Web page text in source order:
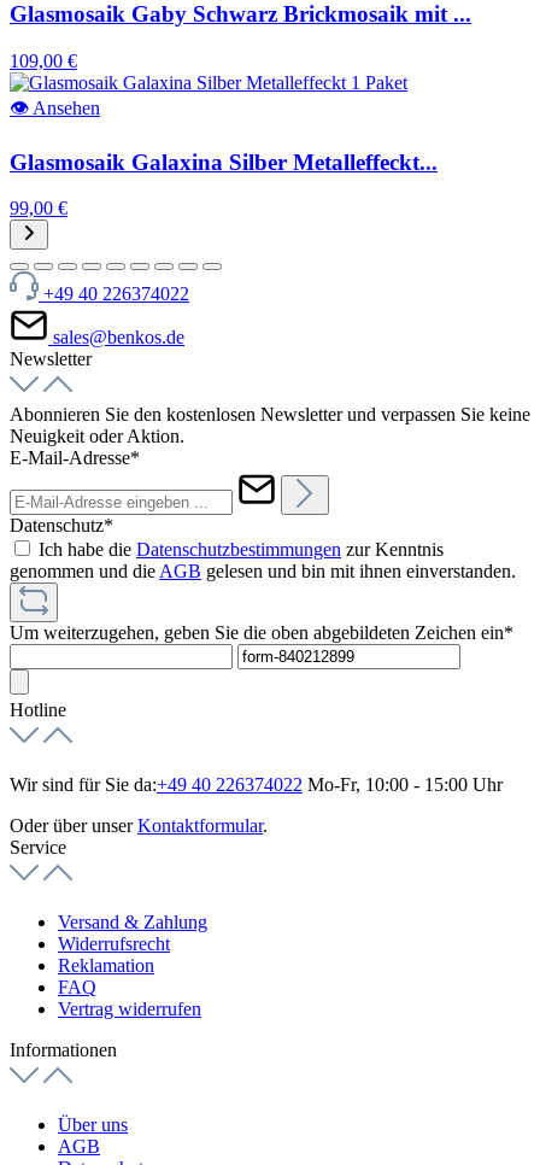
Glasmosaik Gaby Schwarz Brickmosaik mit ...
109,00 €
👁 Ansehen
Glasmosaik Galaxina Silber Metalleffeckt...
99,00 €
+49 40 226374022
sales@benkos.de
Newsletter
Abonnieren Sie den kostenlosen Newsletter und verpassen Sie keine
Neuigkeit oder Aktion.
E-Mail-Adresse*
Datenschutz*
Ich habe die Datenschutzbestimmungen zur Kenntnis
genommen und die AGB gelesen und bin mit ihnen einverstanden.
Um weiterzugehen, geben Sie die oben abgebildeten Zeichen ein*
Hotline
Wir sind für Sie da:+49 40 226374022 Mo-Fr, 10:00 - 15:00 Uhr
Oder über unserKontaktformular.
Service
Versand & Zahlung
Widerrufsrecht
Reklamation
FAQ
Vertrag widerrufen
Informationen
Über uns
AGB